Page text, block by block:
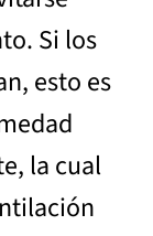
Si los
esto es
la cual